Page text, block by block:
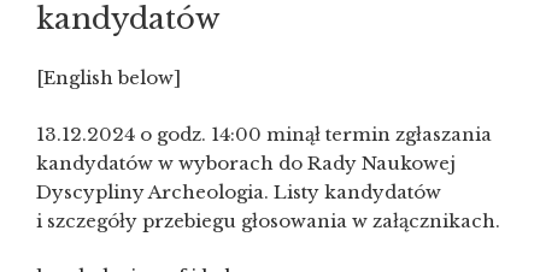
kandydatów
[English below]
13.12.2024 o godz. 14:00 minął termin zgłaszania
kandydatów w wyborach do Rady Naukowej
Dyscypliny Archeologia. Listy kandydatów
i szczegóły przebiegu głosowania w załącznikach.